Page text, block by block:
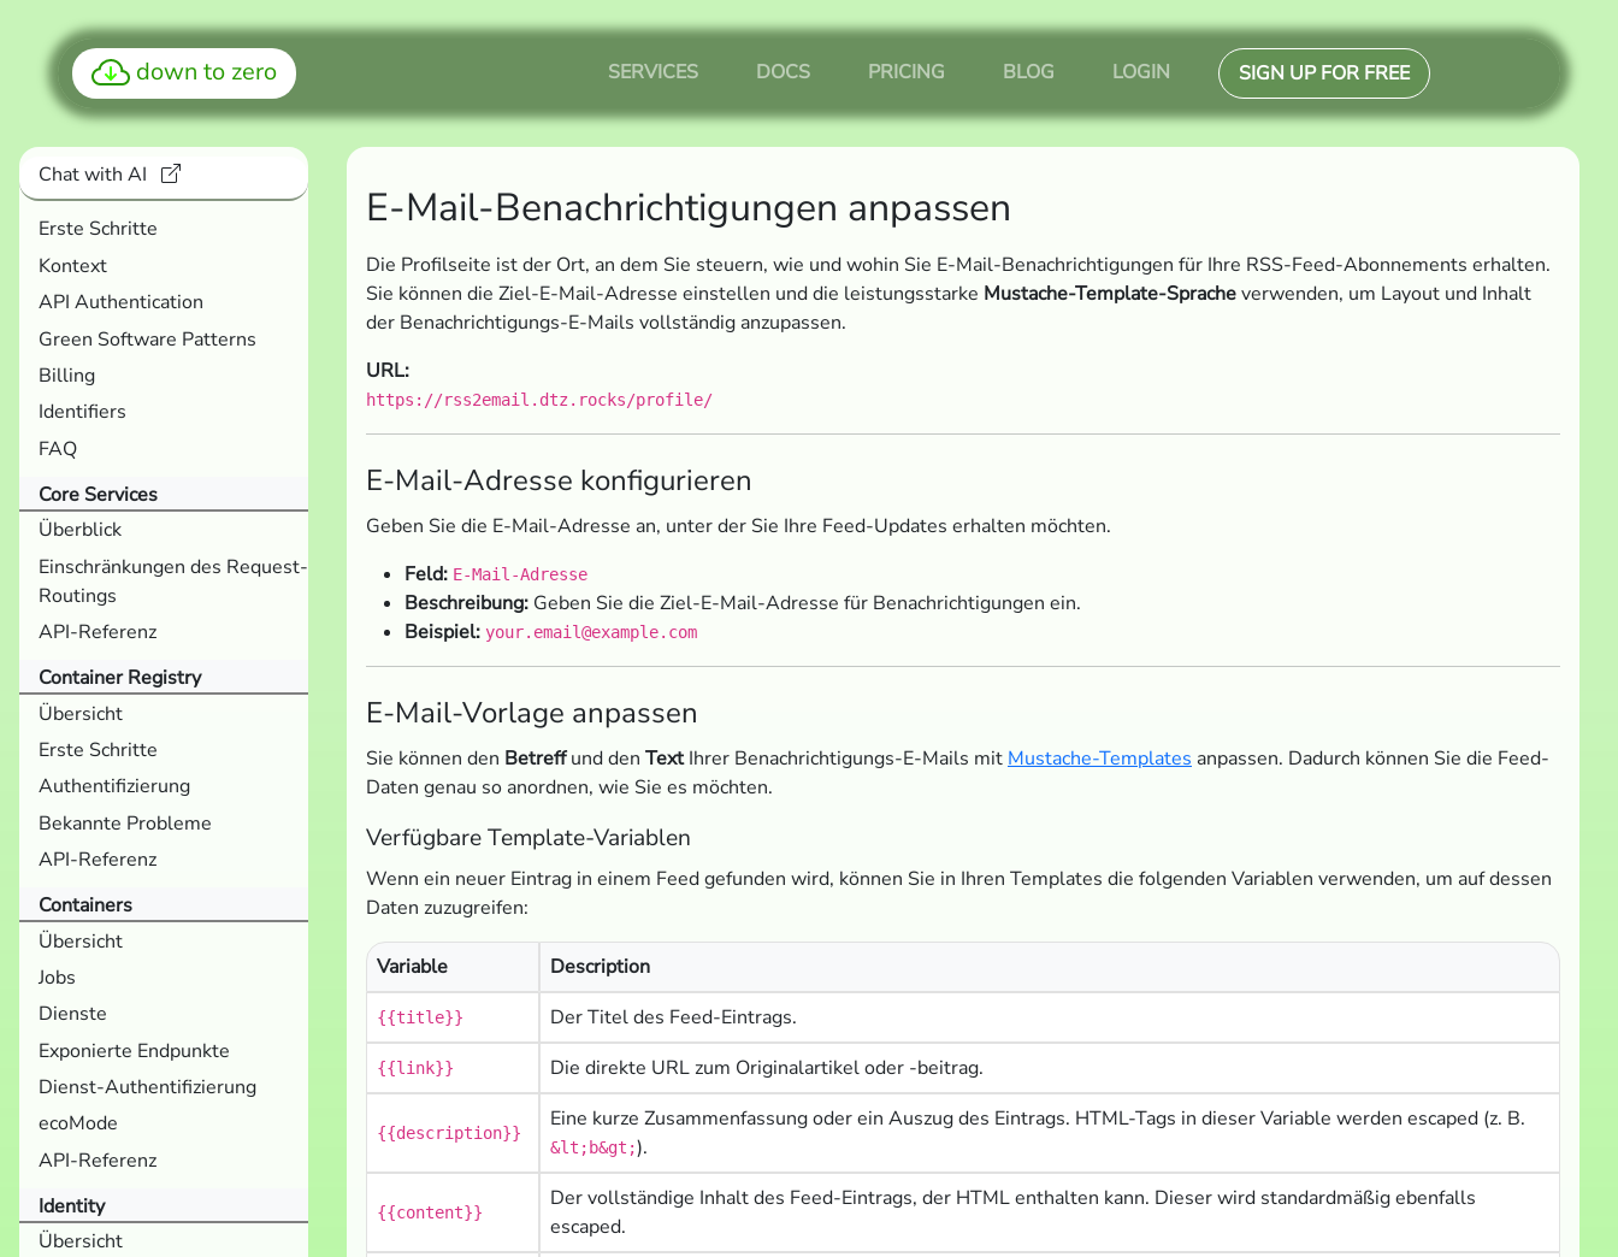
down to zero SERVICES DOCS PRICING BLOG LOGIN SIGN UP FOR FREE
Chat with AI
Erste Schritte
Kontext
API Authentication
Green Software Patterns
Billing
Identifiers
FAQ
Core Services
Überblick
Einschränkungen des Request-
Routings
API-Referenz
Container Registry
Übersicht
Erste Schritte
Authentifizierung
Bekannte Probleme
API-Referenz
Containers
Übersicht
Jobs
Dienste
Exponierte Endpunkte
Dienst-Authentifizierung
ecoMode
API-Referenz
Identity
Übersicht
E-Mail-Benachrichtigungen anpassen
Die Profilseite ist der Ort, an dem Sie steuern, wie und wohin Sie E-Mail-Benachrichtigungen für Ihre RSS-Feed-Abonnements erhalten.
Sie können die Ziel-E-Mail-Adresse einstellen und die leistungsstarke Mustache-Template-Spracheverwenden, um Layout und Inhalt
der Benachrichtigungs-E-Mails vollständig anzupassen.
URL:
https://rss2email.dtz.rocks/profile/
E-Mail-Adresse konfigurieren
Geben Sie die E-Mail-Adresse an, unter der Sie Ihre Feed-Updates erhalten möchten.
Feld: E-Mail-Adresse
Beschreibung: Geben Sie die Ziel-E-Mail-Adresse für Benachrichtigungen ein.
Beispiel: your.email@example.com
E-Mail-Vorlage anpassen
Sie können den Betreffund den TextIhrer Benachrichtigungs-E-Mails mit Mustache-Templates anpassen. Dadurch können Sie die Feed-
Daten genau so anordnen, wie Sie es möchten.
Verfügbare Template-Variablen
Wenn ein neuer Eintrag in einem Feed gefunden wird, können Sie in Ihren Templates die folgenden Variablen verwenden, um auf dessen
Daten zuzugreifen:
Variable Description
{{title}} Der Titel des Feed-Eintrags.
{{link}} Die direkte URL zum Originalartikel oder -beitrag.
{{description}}
Eine kurze Zusammenfassung oder ein Auszug des Eintrags. HTML-Tags in dieser Variable werden escaped (z. B.
&lt;b&gt;).
{{content}}
Der vollständige Inhalt des Feed-Eintrags, der HTML enthalten kann. Dieser wird standardmäßig ebenfalls
escaped.